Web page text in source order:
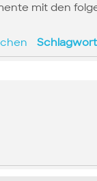
mit den
Schlagwort